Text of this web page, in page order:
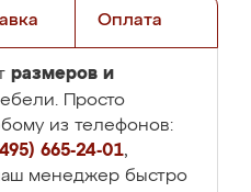
Оплата
размеров и
Просто
из телефонов:
665-24-01,
менеджер быстро